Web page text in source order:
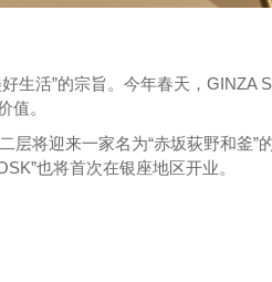
生活”的宗旨。今年春天，GINZA
值。
层将迎来一家名为“赤坂荻野和釜”
也将首次在银座地区开业。